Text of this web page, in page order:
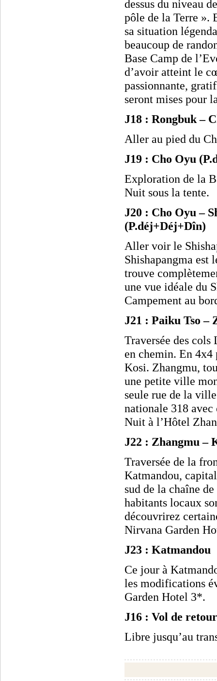
dessus du niveau
pôle de la Terre ».
sa situation
beaucoup de
Base Camp de
d’avoir atteint le
passionnante,
seront mises pour
J18 : Rongbuk –
Aller au pied du
J19 : Cho Oyu
Exploration de la
Nuit sous la tente.
J20 : Cho Oyu –
(P.déj+Déj+Dîn)
Aller voir le
Shishapangma est
trouve
une vue idéale du
Campement au
J21 : Paiku Tso –
Traversée des
en chemin. En
Kosi. Zhangmu,
une petite ville
seule rue de la
nationale 318 avec
Nuit à l’Hôtel
J22 : Zhangmu –
Traversée de la
Katmandou,
sud de la chaîne
habitants locaux
découvrirez
Nirvana Garden
J23 : Katmandou
Ce jour à
les modifications
Garden Hotel 3*.
J16 : Vol de
Libre jusqu’au